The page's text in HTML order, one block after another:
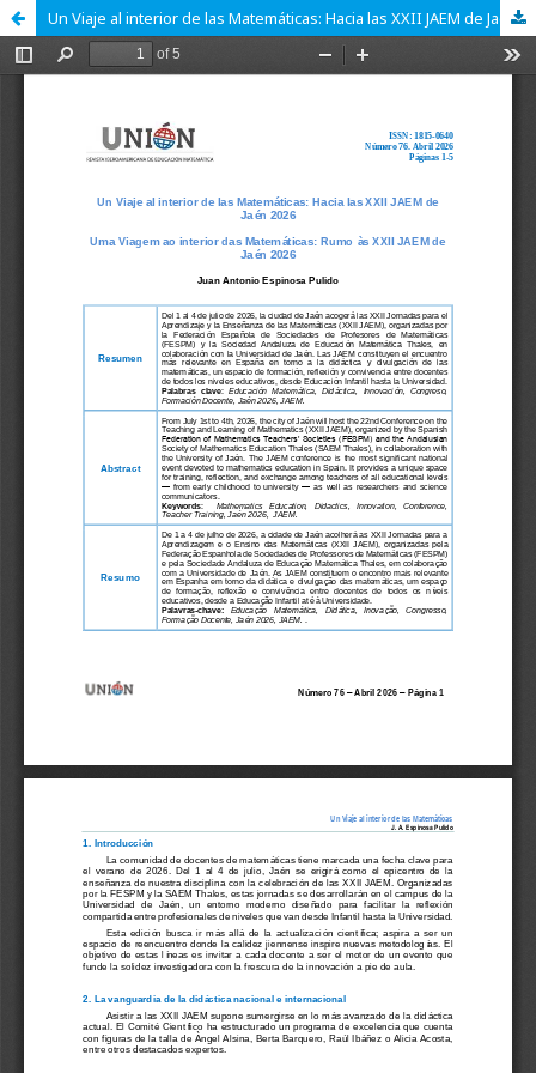
Un Viaje al interior de las Matemáticas: Hacia las XXII JAEM de Jaén 2026; Compartir matemáticas